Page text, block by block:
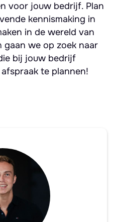
voor jouw bedrijf. Plan
kennismaking in
in de wereld van
gaan we op zoek naar
bij jouw bedrijf
te plannen!